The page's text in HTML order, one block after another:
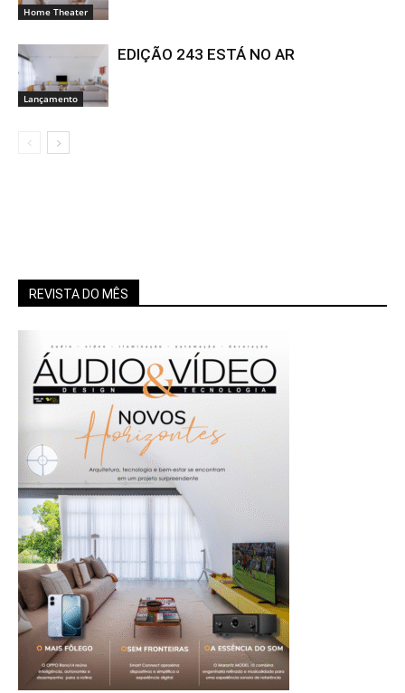
Home Theater
Lançamento
EDIÇÃO 243 ESTÁ NO AR
REVISTA DO MÊS